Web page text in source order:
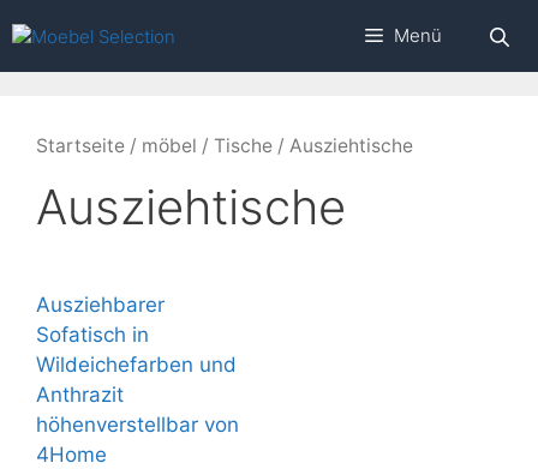
Inhalt
springen
Menü
Startseite / möbel / Tische / Ausziehtische
Ausziehtische
Ausziehbarer
Sofatisch in
Wildeichefarben und
Anthrazit
höhenverstellbar von
4Home